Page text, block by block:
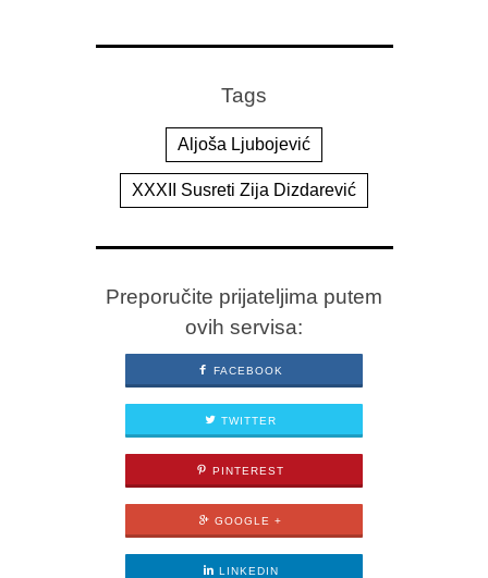
Tags
Aljoša Ljubojević
XXXII Susreti Zija Dizdarević
Preporučite prijateljima putem
ovih servisa:
FACEBOOK
TWITTER
PINTEREST
GOOGLE +
LINKEDIN